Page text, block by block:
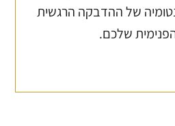
של ההדבקה הרגשית
שלכם.